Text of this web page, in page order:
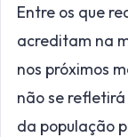
Entre os que
acreditam na
nos próximos
não se refletirá
da população